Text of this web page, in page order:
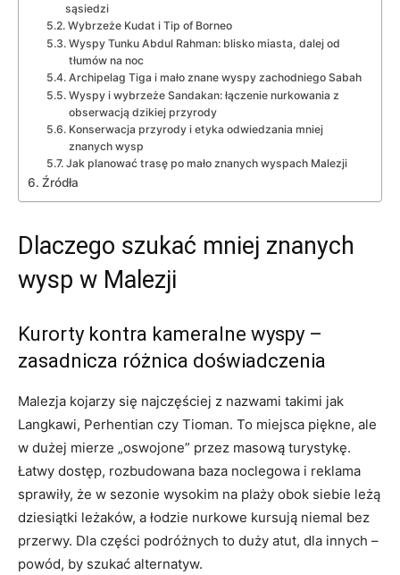
sąsiedzi
Wybrzeże Kudat i Tip of Borneo
Wyspy Tunku Abdul Rahman: blisko miasta, dalej od
tłumów na noc
Archipelag Tiga i mało znane wyspy zachodniego Sabah
Wyspy i wybrzeże Sandakan: łączenie nurkowania z
obserwacją dzikiej przyrody
Konserwacja przyrody i etyka odwiedzania mniej
znanych wysp
Jak planować trasę po mało znanych wyspach Malezji
Źródła
Dlaczego szukać mniej znanych
wysp w Malezji
Kurorty kontra kameralne wyspy –
zasadnicza różnica doświadczenia
Malezja kojarzy się najczęściej z nazwami takimi jak
Langkawi, Perhentian czy Tioman. To miejsca piękne, ale
w dużej mierze „oswojone” przez masową turystykę.
Łatwy dostęp, rozbudowana baza noclegowa i reklama
sprawiły, że w sezonie wysokim na plaży obok siebie leżą
dziesiątki leżaków, a łodzie nurkowe kursują niemal bez
przerwy. Dla części podróżnych to duży atut, dla innych –
powód, by szukać alternatyw.